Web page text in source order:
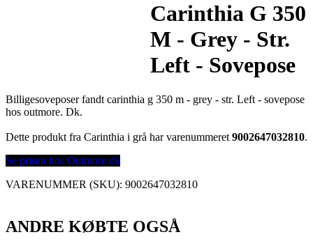
Carinthia G 350
M - Grey - Str.
Left - Sovepose
Billigesoveposer fandt carinthia g 350 m - grey - str. Left - sovepose
hos outmore. Dk.
Dette produkt fra Carinthia i grå har varenummeret 9002647032810.
Se prisen hos Outmore.dk
VARENUMMER (SKU): 9002647032810
ANDRE KØBTE OGSÅ